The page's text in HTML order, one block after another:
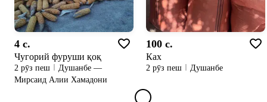
4 c.
Чугорий фуруши қоқ
2 рӯз пеш
Душанбе —
Мирсаид Алии Хамадони
100 c.
Ках
2 рӯз пеш Душанбе